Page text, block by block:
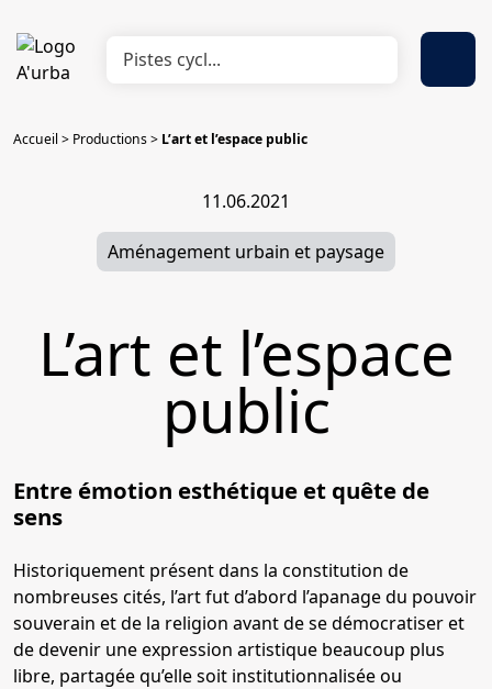
Accueil> Productions> L’art et l’espace public
11.06.2021
Aménagement urbain et paysage
L’art et l’espace
public
Entre émotion esthétique et quête de
sens
Historiquement présent dans la constitution de
nombreuses cités, l’art fut d’abord l’apanage du pouvoir
souverain et de la religion avant de se démocratiser et
de devenir une expression artistique beaucoup plus
libre, partagée qu’elle soit institutionnalisée ou